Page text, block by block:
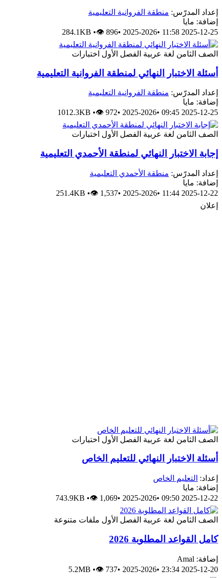
إعداد المدرّس: منطقة الفروانية التعليمية
إضافة: مايا
2025-12-25 11:58
•
2025-2026
•
284.1KB •👁 896
الصف الثامن لغة عربية الفصل الأول اختبارات
أسئلة الاختبار النهائي لمنطقة الفروانية التعليمية
إعداد المدرّس: منطقة الفروانية التعليمية
إضافة: مايا
2025-12-25 09:45
•
2025-2026
•
1012.3KB •👁 972
الصف الثامن لغة عربية الفصل الأول اختبارات
إجابة الاختبار النهائي لمنطقة الأحمدي التعليمية
إعداد المدرّس: منطقة الأحمدي التعليمية
إضافة: مايا
2025-12-22 11:44
•
2025-2026
•
251.4KB •👁 1,537
إعلان
الصف الثامن لغة عربية الفصل الأول اختبارات
أسئلة الاختبار النهائي للتعليم الخاص
إعداد: التعليم الخاص
إضافة: مايا
2025-12-22 09:50
•
2025-2026
•
743.9KB •👁 1,069
الصف الثامن لغة عربية الفصل الأول ملفات متنوعة
كامل القواعد المطلوبة 2026
إضافة: Amal
2025-12-20 23:34
•
2025-2026
•
5.2MB •👁 737